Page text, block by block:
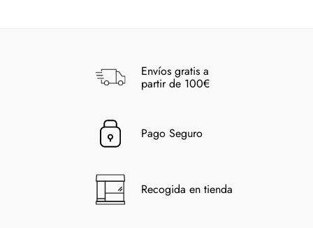
Envíos gratis a
partir de 100€
Pago Seguro
Recogida en tienda